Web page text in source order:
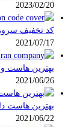
2023/02/20
کد تخفیف سرور
2021/07/17
بهترین هاست
2021/06/26
بهترین هاست
2021/06/22